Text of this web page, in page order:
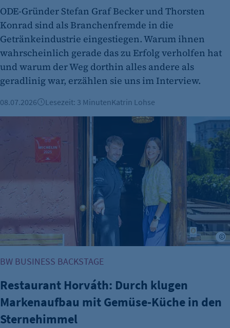
Cookie Laufzeit:
"no" - 50 Jahre "yes" - 480 Tage
fe_typo_user
Name:
fe_typo_user
Anbieter:
Session-Cookie für die Verwaltung von
Benutzer-Sessions (z. B. bei Login, Umfrage
oder Formularen). Wird auch bei Caching zur
Identifizierung verwendet.
Cookie Laufzeit:
Session
Cookie Consent
cookie_consent
Zweck:
Dieser Cookie speichert die ausgewählten
Einverständnis-Optionen des Benutzers
ODE-Gründer Stefan Graf Becker und Thorsten
Konrad sind als Branchenfremde in die
Getränkeindustrie eingestiegen. Warum ihnen
wahrscheinlich gerade das zu Erfolg verholfen hat
und warum der Weg dorthin alles andere als
geradlinig war, erzählen sie uns im Interview.
08.07.2026 Lesezeit: 3 MinutenKatrin Lohse
Restaurant Horváth: Durch klugen Markenaufbau mit
BW BUSINESS BACKSTAGE
Restaurant Horváth: Durch klugen
Markenaufbau mit Gemüse-Küche in den
Sternehimmel